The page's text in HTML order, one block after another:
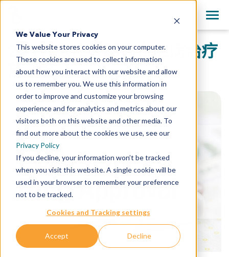
We Value Your Privacy
This website stores cookies on your computer.
These cookies are used to collect information
about how you interact with our website and allow
us to remember you. We use this information in
order to improve and customize your browsing
experience and for analytics and metrics about our
visitors both on this website and other media. To
find out more about the cookies we use, see our
Privacy Policy
If you decline, your information won’t be tracked
when you visit this website. A single cookie will be
used in your browser to remember your preference
not to be tracked.
Cookies and Tracking settings
Accept Decline
English
日本語
简体中文
All Contact Information
2017 急性骨随性白血病治疗
前三名